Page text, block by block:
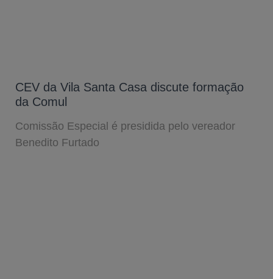
CEV da Vila Santa Casa discute formação
da Comul
Comissão Especial é presidida pelo vereador
Benedito Furtado